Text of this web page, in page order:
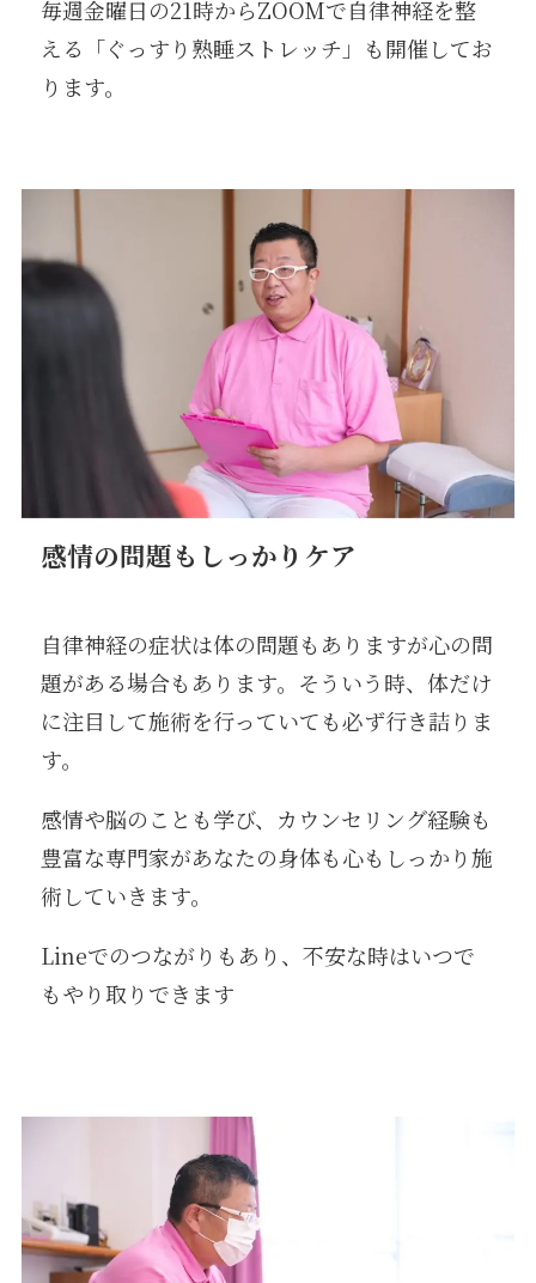
毎週金曜日の21時からZOOMで自律神経を整
える「ぐっすり熟睡ストレッチ」も開催してお
ります。
感情の問題もしっかりケア
自律神経の症状は体の問題もありますが心の問
題がある場合もあります。そういう時、体だけ
に注目して施術を行っていても必ず行き詰りま
す。
感情や脳のことも学び、カウンセリング経験も
豊富な専門家があなたの身体も心もしっかり施
術していきます。
Lineでのつながりもあり、不安な時はいつで
もやり取りできます